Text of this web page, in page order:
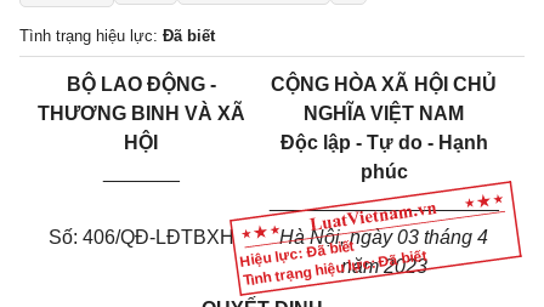
Tình trạng hiệu lực: Đã biết
Hiệu lực: Đã biết
Tình trạng hiệu lực: Đã biết
BỘ LAO ĐỘNG -
THƯƠNG BINH VÀ XÃ
HỘI
CỘNG HÒA XÃ HỘI CHỦ
NGHĨA VIỆT NAM
Độc lập - Tự do - Hạnh
phúc
_____________________
Số: 406/QĐ-LĐTBXH
Hà Nội, ngày 03 tháng 4
năm 2023